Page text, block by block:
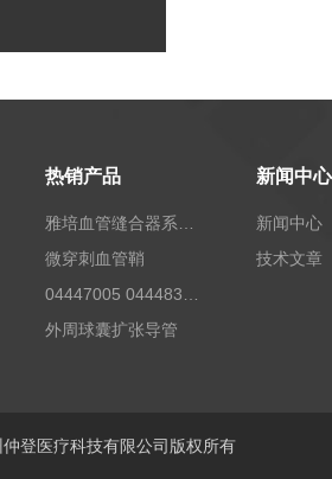
热销产品
微穿刺血管鞘
外周球囊扩张导管
新闻中心
新闻中心
技术文章
登医疗科技有限公司版权所有